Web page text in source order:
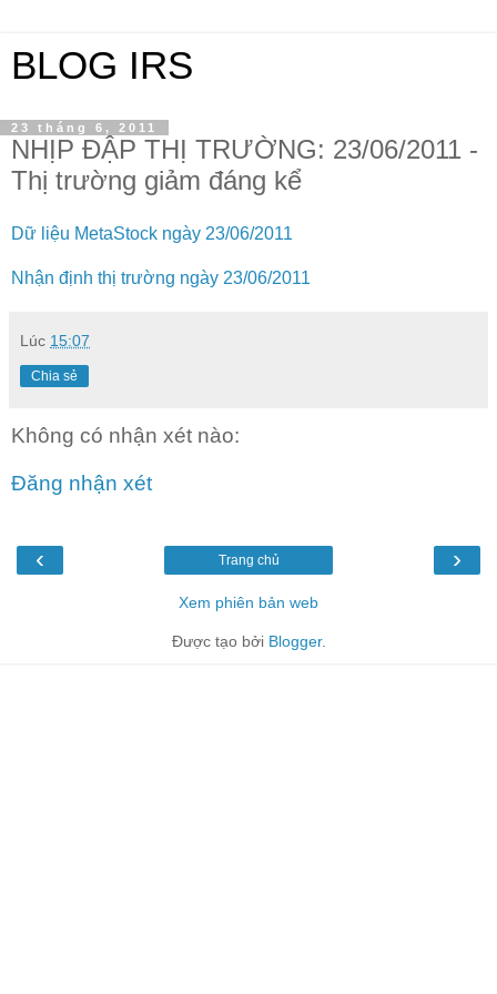
BLOG IRS
23 tháng 6, 2011
NHỊP ĐẬP THỊ TRƯỜNG: 23/06/2011 -
Thị trường giảm đáng kể
Dữ liệu MetaStock ngày 23/06/2011
Nhận định thị trường ngày 23/06/2011
Lúc 15:07
Chia sẻ
Không có nhận xét nào:
Đăng nhận xét
‹ ›
Trang chủ
Xem phiên bản web
Được tạo bởi Blogger.